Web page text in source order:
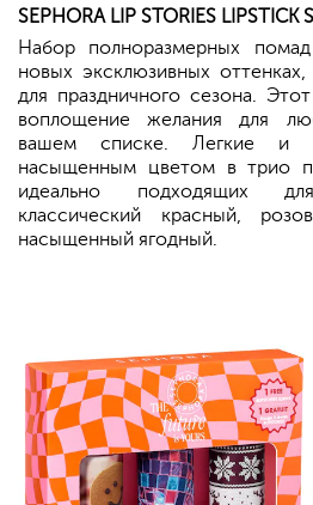
SEPHORA LIP STORIES LIPSTICK
Набор полноразмерных
новых эксклюзивных
для праздничного сезона.
воплощение желания для
вашем списке. Легкие и
насыщенным цветом в трио
идеально подходящих
классический красный,
насыщенный ягодный.